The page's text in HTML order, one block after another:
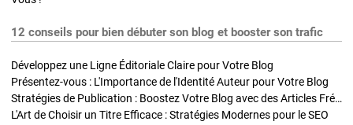
12 conseils pour bien débuter son blog et booster son trafic
Développez une Ligne Éditoriale Claire pour Votre Blog
Présentez-vous : L'Importance de l'Identité Auteur pour Votre Blog
Stratégies de Publication : Boostez Votre Blog avec des Articles Fréquents et Exclusifs
L'Art de Choisir un Titre Efficace : Stratégies Modernes pour le SEO